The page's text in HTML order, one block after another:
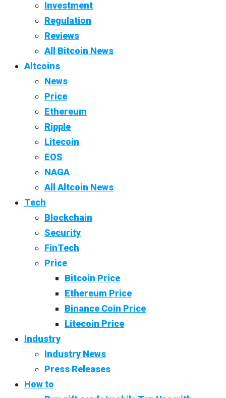
Investment
Regulation
Reviews
All Bitcoin News
Altcoins
News
Price
Ethereum
Ripple
Litecoin
EOS
NAGA
All Altcoin News
Tech
Blockchain
Security
FinTech
Price
Bitcoin Price
Ethereum Price
Binance Coin Price
Litecoin Price
Industry
Industry News
Press Releases
How to